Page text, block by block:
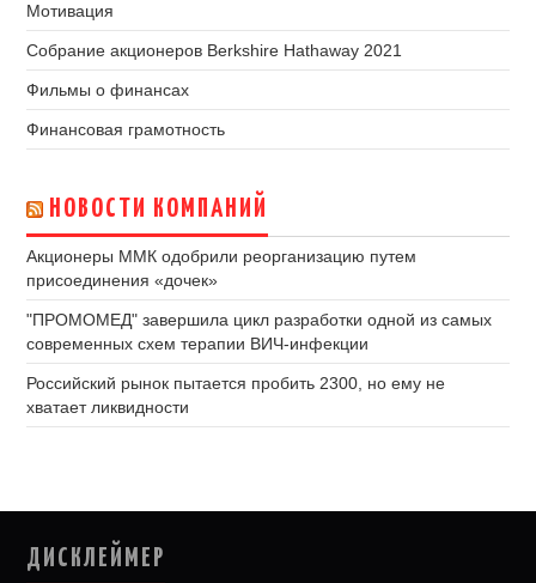
Мотивация
Собрание акционеров Berkshire Hathaway 2021
Фильмы о финансах
Финансовая грамотность
НОВОСТИ КОМПАНИЙ
Акционеры ММК одобрили реорганизацию путем
присоединения «дочек»
"ПРОМОМЕД" завершила цикл разработки одной из самых
современных схем терапии ВИЧ-инфекции
Российский рынок пытается пробить 2300, но ему не
хватает ликвидности
ДИСКЛЕЙМЕР